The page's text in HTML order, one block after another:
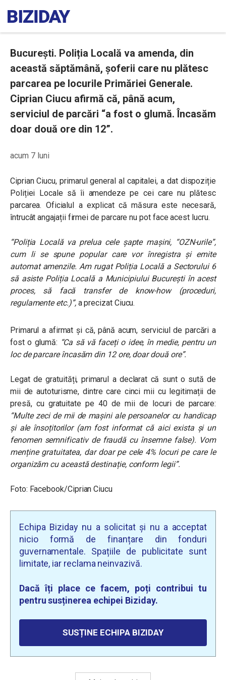
București. Poliția Locală va amenda, din
această săptămână, șoferii care nu plătesc
parcarea pe locurile Primăriei Generale.
Ciprian Ciucu afirmă că, până acum,
serviciul de parcări “a fost o glumă. Încasăm
doar două ore din 12”.
acum 7 luni
Ciprian Ciucu, primarul general al capitalei, a dat dispoziție
Poliției Locale să îi amendeze pe cei care nu plătesc
parcarea. Oficialul a explicat că măsura este necesară,
întrucât angajații firmei de parcare nu pot face acest lucru.
“Poliția Locală va prelua cele șapte mașini, “OZN-urile”,
cum li se spune popular care vor înregistra și emite
automat amenzile. Am rugat Poliția Locală a Sectorului 6
să asiste Poliția Locală a Municipiului București în acest
proces, să facă transfer de know-how (proceduri,
regulamente etc.)”, a precizat Ciucu.
Primarul a afirmat și că, până acum, serviciul de parcări a
fost o glumă: “Ca să vă faceți o idee, în medie, pentru un
loc de parcare încasăm din 12 ore, doar două ore”.
Legat de gratuități, primarul a declarat că sunt o sută de
mii de autoturisme, dintre care cinci mii cu legitimații de
presă, cu gratuitate pe 40 de mii de locuri de parcare:
“Multe zeci de mii de mașini ale persoanelor cu handicap
și ale însoțitorilor (am fost informat că aici exista și un
fenomen semnificativ de fraudă cu însemne false). Vom
menține gratuitatea, dar doar pe cele 4% locuri pe care le
organizăm cu această destinație, conform legii”.
Foto: Facebook/Ciprian Ciucu
Echipa Biziday nu a solicitat și nu a acceptat
nicio formă de finanțare din fonduri
guvernamentale. Spațiile de publicitate sunt
limitate, iar reclama neinvazivă.
Dacă îți place ce facem, poți contribui tu
pentru susținerea echipei Biziday.
SUSȚINE ECHIPA BIZIDAY